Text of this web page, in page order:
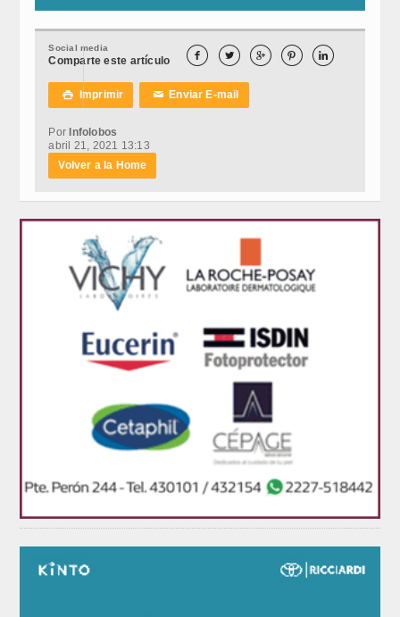
Social media
Comparte este artículo     
 Imprimir ✉Enviar E-mail
Por Infolobos
abril 21, 2021 13:13
Volver a la Home